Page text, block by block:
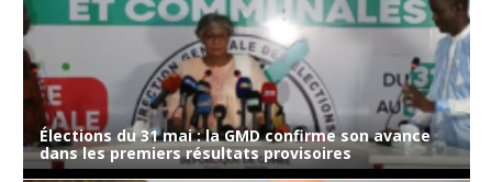
Élections du 31 mai : la GMD confirme son avance
dans les premiers résultats provisoires